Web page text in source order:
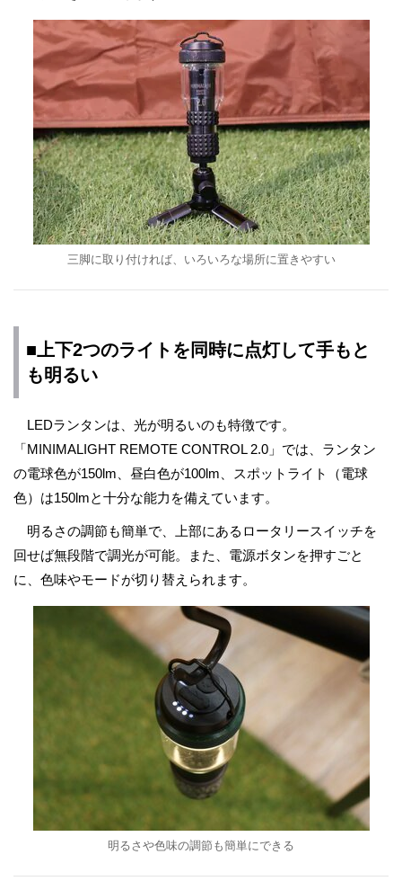
三脚に取り付ければ、いろいろな場所に置きやすい
■上下2つのライトを同時に点灯して手もと
も明るい
LEDランタンは、光が明るいのも特徴です。
「MINIMALIGHT REMOTE CONTROL 2.0」では、ランタン
の電球色が150lm、昼白色が100lm、スポットライト（電球
色）は150lmと十分な能力を備えています。
明るさの調節も簡単で、上部にあるロータリースイッチを
回せば無段階で調光が可能。また、電源ボタンを押すごと
に、色味やモードが切り替えられます。
明るさや色味の調節も簡単にできる